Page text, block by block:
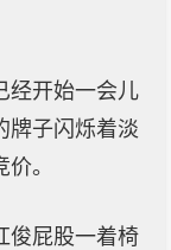
经开始一会儿
牌子闪烁着淡
。
俊屁股一着椅